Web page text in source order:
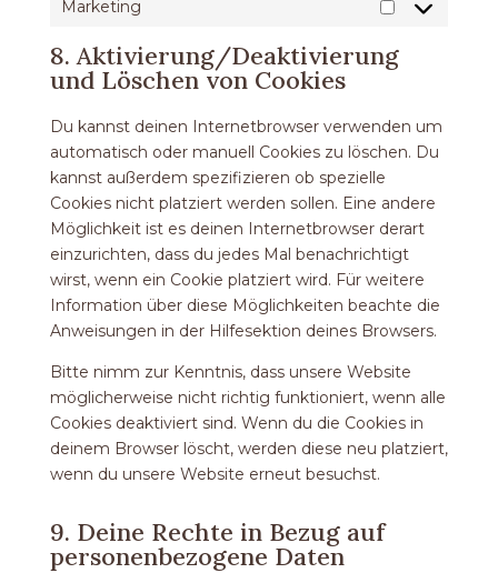
Marketing
Marketing
8. Aktivierung/Deaktivierung
und Löschen von Cookies
Du kannst deinen Internetbrowser verwenden um
automatisch oder manuell Cookies zu löschen. Du
kannst außerdem spezifizieren ob spezielle
Cookies nicht platziert werden sollen. Eine andere
Möglichkeit ist es deinen Internetbrowser derart
einzurichten, dass du jedes Mal benachrichtigt
wirst, wenn ein Cookie platziert wird. Für weitere
Information über diese Möglichkeiten beachte die
Anweisungen in der Hilfesektion deines Browsers.
Bitte nimm zur Kenntnis, dass unsere Website
möglicherweise nicht richtig funktioniert, wenn alle
Cookies deaktiviert sind. Wenn du die Cookies in
deinem Browser löscht, werden diese neu platziert,
wenn du unsere Website erneut besuchst.
9. Deine Rechte in Bezug auf
personenbezogene Daten